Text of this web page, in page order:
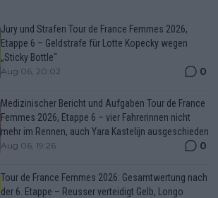
Jury und Strafen Tour de France Femmes 2026,
Etappe 6 – Geldstrafe für Lotte Kopecky wegen
„Sticky Bottle“
Aug 06, 20:02 0
Medizinischer Bericht und Aufgaben Tour de France
Femmes 2026, Etappe 6 – vier Fahrerinnen nicht
mehr im Rennen, auch Yara Kastelijn ausgeschieden
Aug 06, 19:26 0
Tour de France Femmes 2026: Gesamtwertung nach
der 6. Etappe – Reusser verteidigt Gelb, Longo